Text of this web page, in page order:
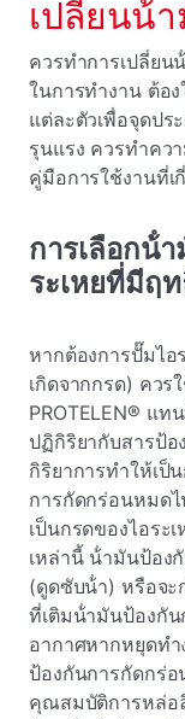
เปลี่ยนน้ํ
ควรทําการเปลี่ย
ในการทํางาน ต้อ
แต่ละตัวเพื่อจุดปร
รุนแรง ควรทําคว
คู่มือการใช้งานที่เ
การเลือกน้ํ
ระเหยที่มีฤ
หากต้องการปั๊มไอ
เกิดจากกรด) คว
PROTELEN® แท
ปฏิกิริยากับสารป้
กิริยาการทําให้เป็
การกัดกร่อนหมด
เป็นกรดของไอระ
เหล่านี้ น้ํามันป้อง
(ดูดซับน้ํา) หรือจะ
ที่เติมน้ํามันป้องกั
อากาศหากหยุดทํ
ป้องกันการกัดกร่อ
คุณสมบัติการหล่อ